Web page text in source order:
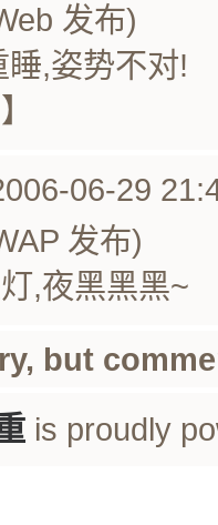
发布)
睡,姿势不对!
06-29
发布)
,夜黑黑黑~
but
is proudly